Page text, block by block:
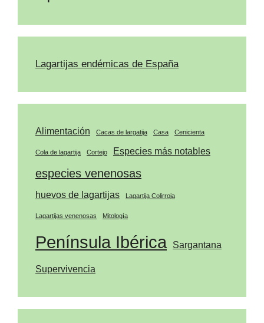
Lagartijas endémicas de España
Alimentación Cacas de largatija Casa Cenicienta
Cola de lagartija Cortejo Especies más notables
especies venenosas
huevos de lagartijas Lagartija Colirroja
Lagartijas venenosas Mitología
Península Ibérica Sargantana
Supervivencia